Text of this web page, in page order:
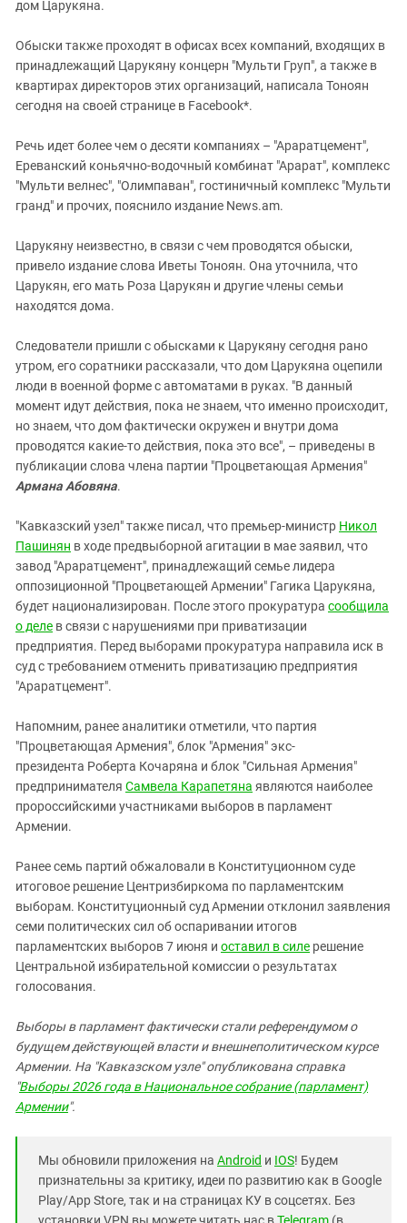
дом Царукяна.
Обыски также проходят в офисах всех компаний, входящих в
принадлежащий Царукяну концерн "Мульти Груп", а также в
квартирах директоров этих организаций, написала Тоноян
сегодня на своей странице в Facebook*.
Речь идет более чем о десяти компаниях – "Араратцемент",
Ереванский коньячно-водочный комбинат "Арарат", комплекс
"Мульти велнес", "Олимпаван", гостиничный комплекс "Мульти
гранд" и прочих, пояснило издание News.am.
Царукяну неизвестно, в связи с чем проводятся обыски,
привело издание слова Иветы Тоноян. Она уточнила, что
Царукян, его мать Роза Царукян и другие члены семьи
находятся дома.
Следователи пришли с обысками к Царукяну сегодня рано
утром, его соратники рассказали, что дом Царукяна оцепили
люди в военной форме с автоматами в руках. "В данный
момент идут действия, пока не знаем, что именно происходит,
но знаем, что дом фактически окружен и внутри дома
проводятся какие-то действия, пока это все", – приведены в
публикации слова члена партии "Процветающая Армения"
Армана Абовяна.
"Кавказский узел" также писал, что премьер-министр Никол
Пашинян в ходе предвыборной агитации в мае заявил, что
завод "Араратцемент", принадлежащий семье лидера
оппозиционной "Процветающей Армении" Гагика Царукяна,
будет национализирован. После этого прокуратура сообщила
о деле в связи с нарушениями при приватизации
предприятия. Перед выборами прокуратура направила иск в
суд с требованием отменить приватизацию предприятия
"Араратцемент".
Напомним, ранее аналитики отметили, что партия
"Процветающая Армения", блок "Армения" экс-
президента Роберта Кочаряна и блок "Сильная Армения"
предпринимателя Самвела Карапетяна являются наиболее
пророссийскими участниками выборов в парламент
Армении.
Ранее семь партий обжаловали в Конституционном суде
итоговое решение Центризбиркома по парламентским
выборам. Конституционный суд Армении отклонил заявления
семи политических сил об оспаривании итогов
парламентских выборов 7 июня и оставил в силе решение
Центральной избирательной комиссии о результатах
голосования.
Выборы в парламент фактически стали референдумом о
будущем действующей власти и внешнеполитическом курсе
Армении. На "Кавказском узле" опубликована справка
"Выборы 2026 года в Национальное собрание (парламент)
Армении".
Мы обновили приложения на Android и IOS! Будем
признательны за критику, идеи по развитию как в Google
Play/App Store, так и на страницах КУ в соцсетях. Без
установки VPN вы можете читать нас вTelegram (в